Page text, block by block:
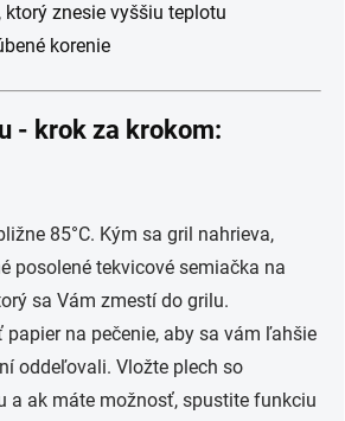
znesie vyššiu teplotu
korenie
- krok za krokom:
85°C. Kým sa gril nahrieva,
posolené tekvicové semiačka na
sa Vám zmestí do grilu.
na pečenie, aby sa vám ľahšie
oddeľovali. Vložte plech so
a ak máte možnosť, spustite funkciu